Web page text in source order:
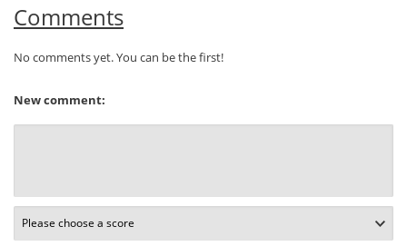
Comments
No comments yet. You can be the first!
New comment: